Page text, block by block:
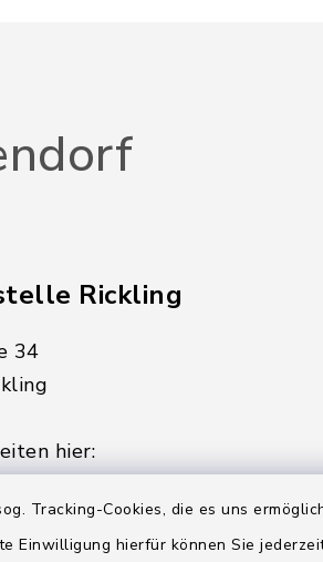
Tracking-Cookies, die es uns
Einwilligung hierfür können Sie
Rickling
34
hier:
Uhr